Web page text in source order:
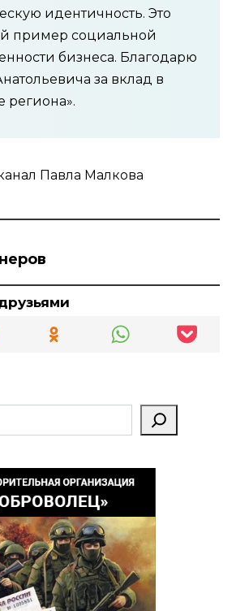
идентичность. Это
пример социальной
бизнеса. Благодарю
за вклад в
региона».
Павла Малкова